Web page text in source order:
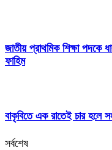
জাতীয় প্রাথমিক শিক্ষা পদকে
ফাহিম
বাকৃবিতে এক রাতেই চার হলে
সর্বশেষ